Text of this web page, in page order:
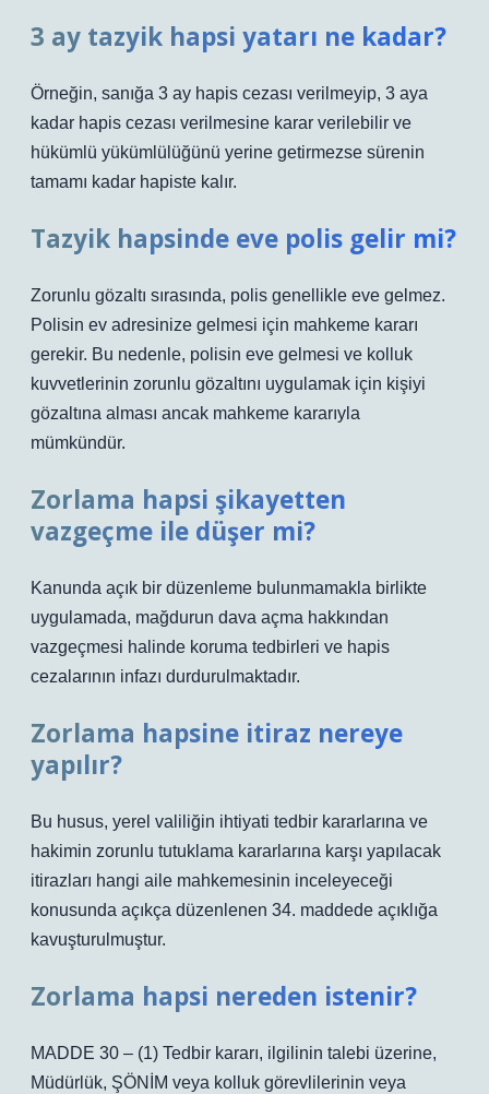
3 ay tazyik hapsi yatarı ne kadar?
Örneğin, sanığa 3 ay hapis cezası verilmeyip, 3 aya
kadar hapis cezası verilmesine karar verilebilir ve
hükümlü yükümlülüğünü yerine getirmezse sürenin
tamamı kadar hapiste kalır.
Tazyik hapsinde eve polis gelir mi?
Zorunlu gözaltı sırasında, polis genellikle eve gelmez.
Polisin ev adresinize gelmesi için mahkeme kararı
gerekir. Bu nedenle, polisin eve gelmesi ve kolluk
kuvvetlerinin zorunlu gözaltını uygulamak için kişiyi
gözaltına alması ancak mahkeme kararıyla
mümkündür.
Zorlama hapsi şikayetten
vazgeçme ile düşer mi?
Kanunda açık bir düzenleme bulunmamakla birlikte
uygulamada, mağdurun dava açma hakkından
vazgeçmesi halinde koruma tedbirleri ve hapis
cezalarının infazı durdurulmaktadır.
Zorlama hapsine itiraz nereye
yapılır?
Bu husus, yerel valiliğin ihtiyati tedbir kararlarına ve
hakimin zorunlu tutuklama kararlarına karşı yapılacak
itirazları hangi aile mahkemesinin inceleyeceği
konusunda açıkça düzenlenen 34. maddede açıklığa
kavuşturulmuştur.
Zorlama hapsi nereden istenir?
MADDE 30 – (1) Tedbir kararı, ilgilinin talebi üzerine,
Müdürlük, ŞÖNİM veya kolluk görevlilerinin veya